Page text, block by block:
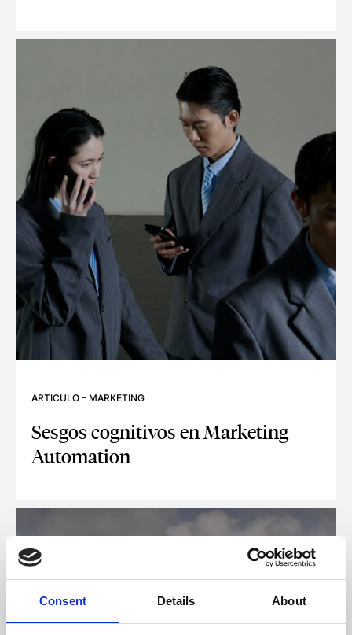
Consent Details About
ARTICULO – MARKETING
Sesgos cognitivos en Marketing
Automation